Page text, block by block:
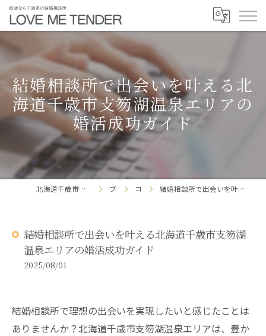
結婚相談所で出会いを叶える北
海道千歳市支笏湖温泉エリアの
婚活成功ガイド
北海道千歳市の結婚相談所ならLOVE ME TENDER ブログ コラム 結婚相談所で出会いを叶える北海道千歳市支笏湖温泉エリアの婚活成功ガイド
結婚相談所で出会いを叶える北海道千歳市支笏湖
温泉エリアの婚活成功ガイド
2025/08/01
結婚相談所で理想の出会いを実現したいと感じたことは
ありませんか？北海道千歳市支笏湖温泉エリアは、豊か